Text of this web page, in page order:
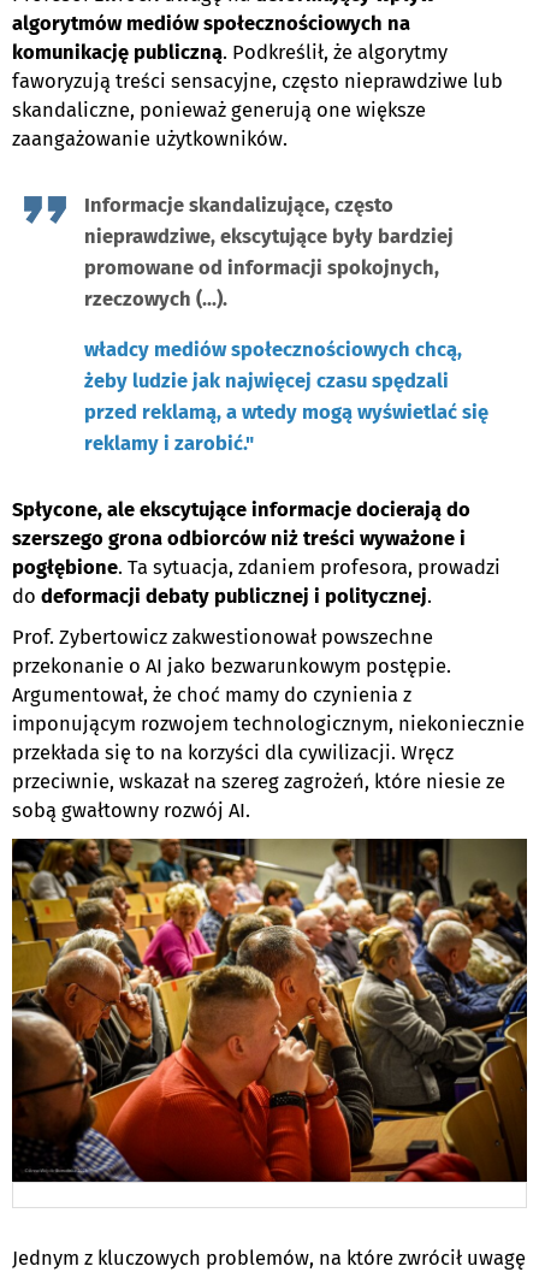
algorytmów mediów społecznościowych na
komunikację publiczną. Podkreślił, że algorytmy
faworyzują treści sensacyjne, często nieprawdziwe lub
skandaliczne, ponieważ generują one większe
zaangażowanie użytkowników.
Informacje skandalizujące, często
nieprawdziwe, ekscytujące były bardziej
promowane od informacji spokojnych,
rzeczowych (...).
władcy mediów społecznościowych chcą,
żeby ludzie jak najwięcej czasu spędzali
przed reklamą, a wtedy mogą wyświetlać się
reklamy i zarobić."
Spłycone, ale ekscytujące informacje docierają do
szerszego grona odbiorców niż treści wyważone i
pogłębione. Ta sytuacja, zdaniem profesora, prowadzi
do deformacji debaty publicznej i politycznej.
Prof. Zybertowicz zakwestionował powszechne
przekonanie o AI jako bezwarunkowym postępie.
Argumentował, że choć mamy do czynienia z
imponującym rozwojem technologicznym, niekoniecznie
przekłada się to na korzyści dla cywilizacji. Wręcz
przeciwnie, wskazał na szereg zagrożeń, które niesie ze
sobą gwałtowny rozwój AI.
Jednym z kluczowych problemów, na które zwrócił uwagę